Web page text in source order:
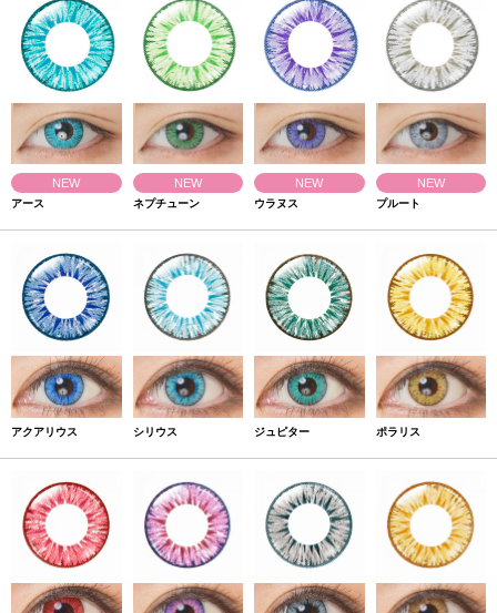
NEW
アース
NEW
ネプチューン
NEW
ウラヌス
NEW
プルート
アクアリウス シリウス ジュピター ポラリス